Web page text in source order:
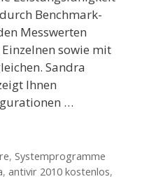
Benchmark-
Messwerten
sowie mit
Sandra
Ihnen
…
, Systemprogramme
, antivir 2010 kostenlos,